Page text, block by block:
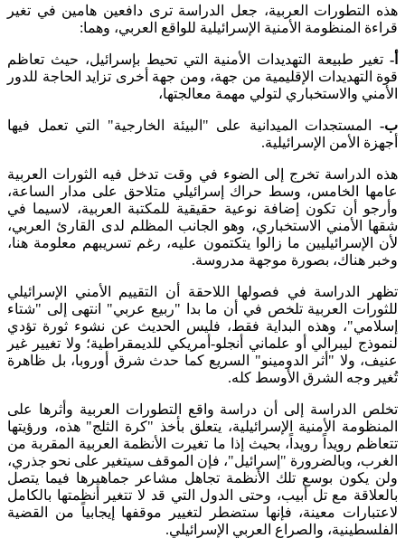
هذه التطورات العربية، جعل الدراسة ترى دافعين هامين في تغير
قراءة المنظومة الأمنية الإسرائيلية للواقع العربي، وهما:
أ‌- تغير طبيعة التهديدات الأمنية التي تحيط بإسرائيل، حيث تعاظم
قوة التهديدات الإقليمية من جهة، ومن جهة أخرى تزايد الحاجة للدور
الأمني والاستخباري لتولي مهمة معالجتها،
ب‌- المستجدات الميدانية على "البيئة الخارجية" التي تعمل فيها
أجهزة الأمن الإسرائيلية.
هذه الدراسة تخرج إلى الضوء في وقت تدخل فيه الثورات العربية
عامها الخامس، وسط حراك إسرائيلي متلاحق على مدار الساعة،
وأرجو أن تكون إضافة نوعية حقيقية للمكتبة العربية، لاسيما في
شقها الأمني الاستخباري، وهو الجانب المظلم لدى القارئ العربي،
لأن الإسرائيليين ما زالوا يتكتمون عليه، رغم تسريبهم معلومة هنا،
وخبر هناك، بصورة موجهة مدروسة.
تظهر الدراسة في فصولها اللاحقة أن التقييم الأمني الإسرائيلي
للثورات العربية تلخص في أن ما بدا "ربيع عربي" انتهى إلى "شتاء
إسلامي"، وهذه البداية فقط، فليس الحديث عن نشوء ثورة تؤدي
لنموذج ليبرالي أو علماني أنجلو-أمريكي للديمقراطية؛ ولا تغيير غير
عنيف، ولا "أثر الدومينو" السريع كما حدث شرق أوروبا، بل ظاهرة
تُغير وجه الشرق الأوسط كله.
تخلص الدراسة إلى أن دراسة واقع التطورات العربية وأثرها على
المنظومة الأمنية الإسرائيلية، يتعلق بأخذ "كرة الثلج" هذه، ورؤيتها
تتعاظم رويداً رويداً، بحيث إذا ما تغيرت الأنظمة العربية المقربة من
الغرب، وبالضرورة "إسرائيل"، فإن الموقف سيتغير على نحو جذري،
ولن يكون بوسع تلك الأنظمة تجاهل مشاعر جماهيرها فيما يتصل
بالعلاقة مع تل أبيب، وحتى الدول التي قد لا تتغير أنظمتها بالكامل
لاعتبارات معينة، فإنها ستضطر لتغيير موقفها إيجابياً من القضية
الفلسطينية، والصراع العربي الإسرائيلي.